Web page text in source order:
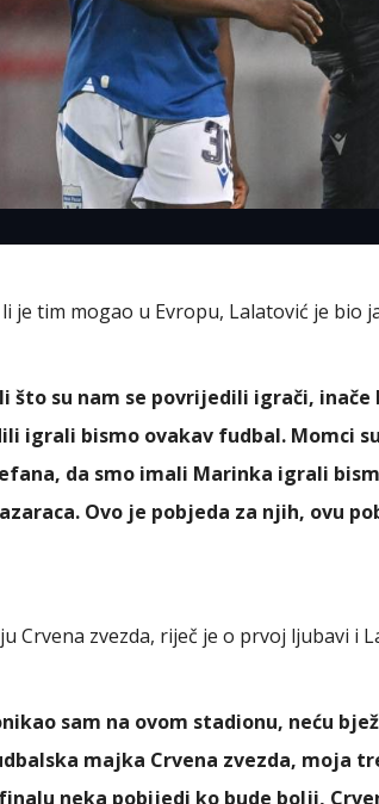
je tim mogao u Evropu, Lalatović je bio
što su nam se povrijedili igrači, inače
igrali bismo ovakav fudbal. Momci
da smo imali Marinka igrali
Ovo je pobjeda za njih, ovu
Crvena zvezda, riječ je o prvoj ljubavi i
sam na ovom stadionu, neću
majka Crvena zvezda, moja
neka pobijedi ko bude bolji,